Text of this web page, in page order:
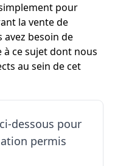
pour
la vente de
avez besoin de
ce sujet dont nous
au sein de cet
dessous pour
permis